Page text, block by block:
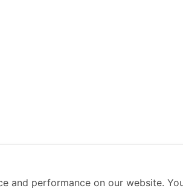
and performance on our website.